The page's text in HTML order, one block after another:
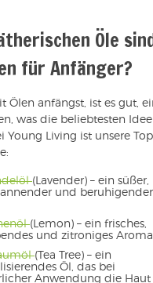
Öle
für Anfänger?
Ölen anfängst, ist es gut,
was die beliebtesten
Young Living ist unsere
(Lavender) – ein süßer,
und beruhigender
(Lemon) – ein frisches,
und zitroniges
(Tea Tree) – ein
Öl, das bei
Anwendung die Haut